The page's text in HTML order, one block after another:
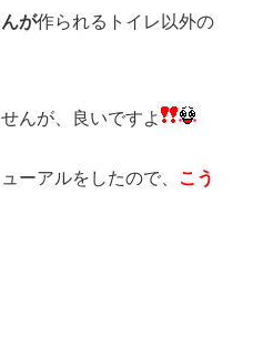
が作られるトイレ以外の
んが、良いですよ
ーアルをしたので、
こう